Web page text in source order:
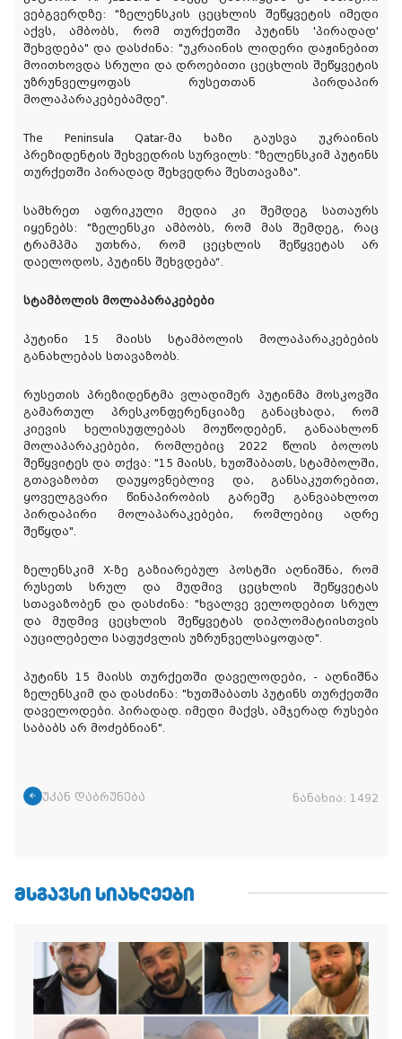
ვებგვერდზე: "ზელენსკის ცეცხლის შეწყვეტის იმედი
აქვს, ამბობს, რომ თურქეთში პუტინს 'პირადად'
შეხვდება" და დასძინა: "უკრაინის ლიდერი დაჟინებით
მოითხოვდა სრული და დროებითი ცეცხლის შეწყვეტის
უზრუნველყოფას რუსეთთან პირდაპირ
მოლაპარაკებებამდე".
The Peninsula Qatar-მა ხაზი გაუსვა უკრაინის
პრეზიდენტის შეხვედრის სურვილს: "ზელენსკიმ პუტინს
თურქეთში პირადად შეხვედრა შესთავაზა".
სამხრეთ აფრიკული მედია კი შემდეგ სათაურს
იყენებს: "ზელენსკი ამბობს, რომ მას შემდეგ, რაც
ტრამპმა უთხრა, რომ ცეცხლის შეწყვეტას არ
დაელოდოს, პუტინს შეხვდება“.
სტამბოლის მოლაპარაკებები
პუტინი 15 მაისს სტამბოლის მოლაპარაკებების
განახლებას სთავაზობს.
რუსეთის პრეზიდენტმა ვლადიმერ პუტინმა მოსკოვში
გამართულ პრესკონფერენციაზე განაცხადა, რომ
კიევის ხელისუფლებას მოუწოდებენ, განაახლონ
მოლაპარაკებები, რომლებიც 2022 წლის ბოლოს
შეწყვიტეს და თქვა: "15 მაისს, ხუთშაბათს, სტამბოლში,
გთავაზობთ დაუყოვნებლივ და, განსაკუთრებით,
ყოველგვარი წინაპირობის გარეშე განვაახლოთ
პირდაპირი მოლაპარაკებები, რომლებიც ადრე
შეწყდა".
ზელენსკიმ X-ზე გაზიარებულ პოსტში აღნიშნა, რომ
რუსეთს სრულ და მუდმივ ცეცხლის შეწყვეტას
სთავაზობენ და დასძინა: "ხვალვე ველოდებით სრულ
და მუდმივ ცეცხლის შეწყვეტას დიპლომატიისთვის
აუცილებელი საფუძვლის უზრუნველსაყოფად".
პუტინს 15 მაისს თურქეთში დაველოდები, - აღნიშნა
ზელენსკიმ და დასძინა: "ხუთშაბათს პუტინს თურქეთში
დაველოდები. პირადად. იმედი მაქვს, ამჯერად რუსები
საბაბს არ მოძებნიან".
უკან დაბრუნება ნანახია: 1492
ᲛᲡᲒᲐᲕᲡᲘ ᲡᲘᲐᲮᲚᲔᲔᲑᲘ